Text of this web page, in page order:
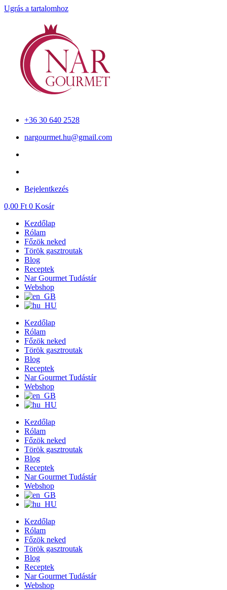
Ugrás a tartalomhoz
+36 30 640 2528
nargourmet.hu@gmail.com
Bejelentkezés
0,00 Ft 0 Kosár
Kezdőlap
Rólam
Főzök neked
Török gasztroutak
Blog
Receptek
Nar Gourmet Tudástár
Webshop
Kezdőlap
Rólam
Főzök neked
Török gasztroutak
Blog
Receptek
Nar Gourmet Tudástár
Webshop
Kezdőlap
Rólam
Főzök neked
Török gasztroutak
Blog
Receptek
Nar Gourmet Tudástár
Webshop
Kezdőlap
Rólam
Főzök neked
Török gasztroutak
Blog
Receptek
Nar Gourmet Tudástár
Webshop